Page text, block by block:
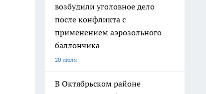
возбудили уголовное дело
после конфликта с
применением аэрозольного
баллончика
20 июля
В Октябрьском районе